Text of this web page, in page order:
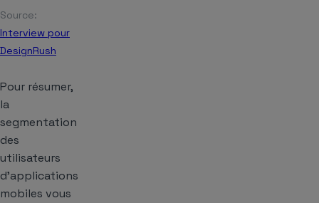
Source:
Interview pour
DesignRush
Pour résumer,
la
segmentation
des
utilisateurs
d’applications
mobiles vous